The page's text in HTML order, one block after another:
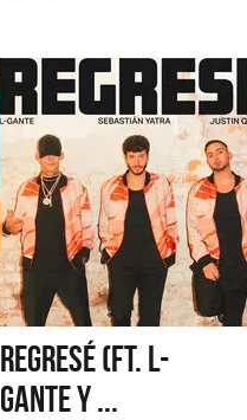
REGRESÉ (FT. L-
GANTE Y ...